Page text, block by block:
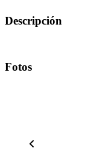
Descripción
Fotos